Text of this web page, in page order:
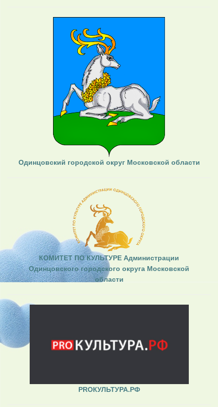
Одинцовский городской округ Московской области
КОМИТЕТ ПО КУЛЬТУРЕ Администрации
Одинцовского городского округа Московской
области
PROКУЛЬТУРА.РФ